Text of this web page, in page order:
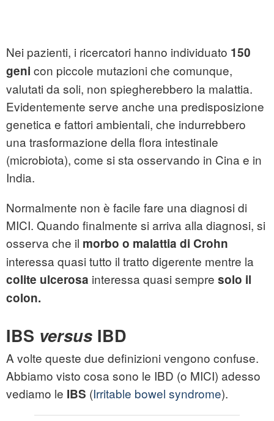
Nei pazienti, i ricercatori hanno individuato 150
geni con piccole mutazioni che comunque,
valutati da soli, non spiegherebbero la malattia.
Evidentemente serve anche una predisposizione
genetica e fattori ambientali, che indurrebbero
una trasformazione della flora intestinale
(microbiota), come si sta osservando in Cina e in
India.
Normalmente non è facile fare una diagnosi di
MICI. Quando finalmente si arriva alla diagnosi, si
osserva che il morbo o malattia di Crohn
interessa quasi tutto il tratto digerente mentre la
colite ulcerosa interessa quasi sempre solo il
colon.
IBS versus IBD
A volte queste due definizioni vengono confuse.
Abbiamo visto cosa sono le IBD (o MICI) adesso
vediamo le IBS (Irritable bowel syndrome).